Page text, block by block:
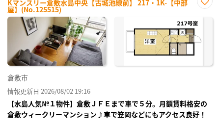
Kマンスリー倉敷水島中央【古城池線前】 217・1K-【中部
屋】(No.125515)
に入
り登
倉敷市
情報更新日 2026/08/02 19:16
【水島人気№１物件】倉敷ＪＦＥまで車で５分。月額賃料格安の
倉敷ウィークリーマンション♪車で笠岡などにもアクセス良好！